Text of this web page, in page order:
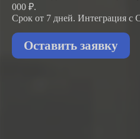
000 ₽.
Срок от 7 дней. Интеграция с
Оставить заявку